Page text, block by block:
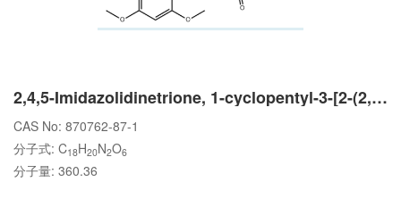
2,4,5-Imidazolidinetrione, 1-cyclopentyl-3-[2-(2,4-dimethoxyphenyl)-2-oxoethyl]-
CAS No: 870762-87-1
分子式: C18H20N2O6
分子量: 360.36